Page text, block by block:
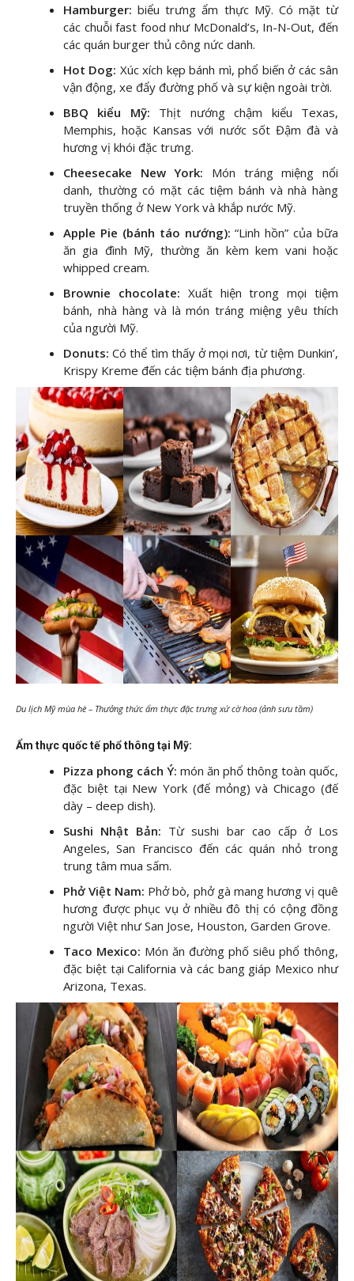
Hamburger: biểu trưng ẩm thực Mỹ. Có mặt từ
các chuỗi fast food như McDonald’s, In-N-Out, đến
các quán burger thủ công nức danh.
Hot Dog: Xúc xích kẹp bánh mì, phổ biến ở các sân
vận động, xe đẩy đường phố và sự kiện ngoài trời.
BBQ kiểu Mỹ:
Thịt nướng chậm kiểu Texas,
Memphis, hoặc Kansas với nước sốt Đậm đà và
hương vị khói đặc trưng.
Cheesecake New York:
Món tráng miệng nổi
danh, thường có mặt các tiệm bánh và nhà hàng
truyền thống ở New York và khắp nước Mỹ.
Apple Pie (bánh táo nướng): “Linh hồn” của bữa
ăn gia đình Mỹ, thường ăn kèm kem vani hoặc
whipped cream.
Brownie chocolate: Xuất hiện trong mọi tiệm
bánh, nhà hàng và là món tráng miệng yêu thích
của người Mỹ.
Donuts: Có thể tìm thấy ở mọi nơi, từ tiệm Dunkin’,
Krispy Kreme đến các tiệm bánh địa phương.
Du lịch Mỹ mùa hè – Thưởng thức ẩm thực đặc trưng xứ cờ hoa (ảnh sưu tầm)
Ẩm thực quốc tế phổ thông tại Mỹ:
Pizza phong cách Ý: món ăn phổ thông toàn quốc,
đặc biệt tại New York (đế mỏng) và Chicago (đế
dày – deep dish).
Sushi Nhật Bản: Từ sushi bar cao cấp ở Los
Angeles, San Francisco đến các quán nhỏ trong
trung tâm mua sấm.
Phở Việt Nam: Phở bò, phở gà mang hương vị quê
hương được phục vụ ở nhiều đô thị có cộng đồng
người Việt như San Jose, Houston, Garden Grove.
Taco Mexico: Món ăn đường phố siêu phổ thông,
đặc biệt tại California và các bang giáp Mexico như
Arizona, Texas.